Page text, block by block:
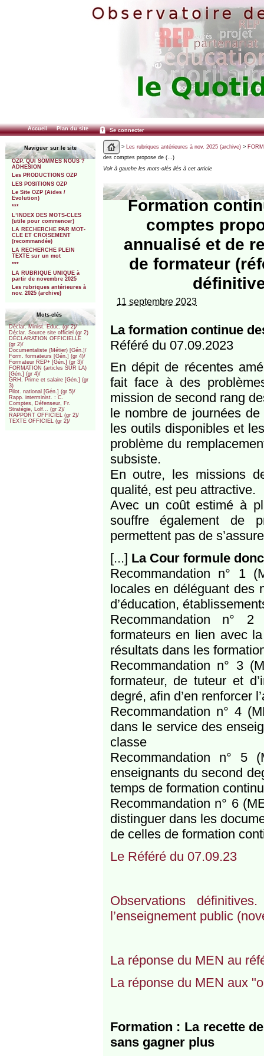
Accueil Plan du site Se connecter
Naviguer sur le site
OZP. QUI SOMMES NOUS ?
ADHESION
Les PRODUCTIONS OZP
LES POSITIONS OZP
Le Site OZP (Aides /
Evolution)
***
L’INDEX DES MOTS-CLES
(utile pour commencer)
LA RECHERCHE PAR MOT-
CLE ET CROISEMENT
(recommandée)
LA RECHERCHE PLEIN
TEXTE sur un mot
***
LA RUBRIQUE UNIQUE à
partir de novembre 2025
Les rubriques antérieures à
nov. 2025 (archive)
Mots-clés
Déclar. Minist. Educ. (gr 2)/
Déclar. Source site officiel (gr 2)
DÉCLARATION OFFICIELLE
(gr 2)/
Documentaliste (Métier) [Gén.]/
Form. formateurs [Gén.] (gr 4)/
Formateur REP+ [Gén.] (gr 3)/
FORMATION (articles SUR LA)
[Gén.] (gr 4)/
GRH. Prime et salaire [Gén.] (gr
3)
Pilot. national [Gén.] (gr 5)/
Rapp. interminist. : C.
Comptes, Défenseur, Fr.
Stratégie, Lolf... (gr 2)/
RAPPORT OFFICIEL (gr 2)/
TEXTE OFFICIEL (gr 2)/
> Les rubriques antérieures à nov. 2025 (archive)>
des comptes propose de (…)
Voir à gauche les mots-clés liés à cet article
Formation
comptes
annualisé et de
de formateur
11 septembre 2023
La formation continue
Référé du 07.09.2023
En dépit de récentes
fait face à des
mission de second rang
le nombre de journées de
les outils disponibles et
problème du
subsiste.
En outre, les missions
qualité, est peu attractive.
Avec un coût estimé à
souffre également de
permettent pas de
[...] La Cour formule
Recommandation n° 1
locales en déléguant des
d’éducation,
Recommandation n°
formateurs en lien avec
résultats dans les
Recommandation n° 3
formateur, de tuteur et
degré, afin d’en renforcer
Recommandation n° 4
dans le service des
classe
Recommandation n° 5
enseignants du second
temps de formation
Recommandation n° 6
distinguer dans les
de celles de formation
Le Référé du 07.09.23
Observations
l’enseignement public
La réponse du MEN au
La réponse du MEN aux
Formation : La recette
sans gagner plus